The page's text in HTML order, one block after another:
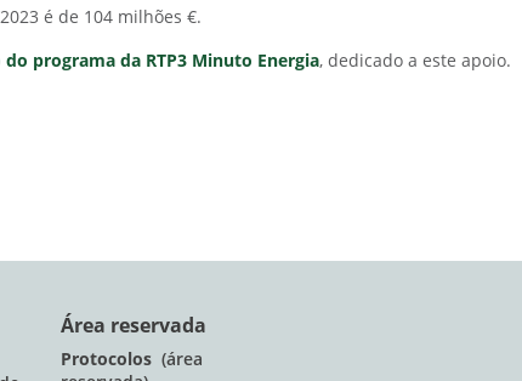
é de 104 milhões €.
do programa da RTP3 Minuto Energia, dedicado a este apoio.
Área reservada
Protocolos (área